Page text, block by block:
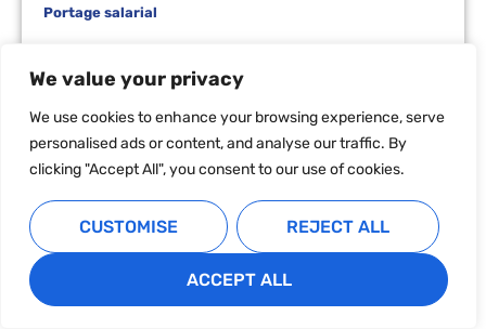
We value your privacy
We use cookies to enhance your browsing experience, serve
personalised ads or content, and analyse our traffic. By
clicking "Accept All", you consent to our use of cookies.
CUSTOMISE REJECT ALL
ACCEPT ALL
Portage salarial
Assistance à votre installation à Madagascar
Espace de coworking